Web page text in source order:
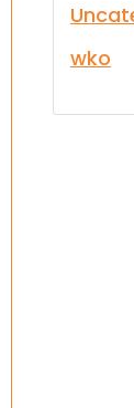
wko